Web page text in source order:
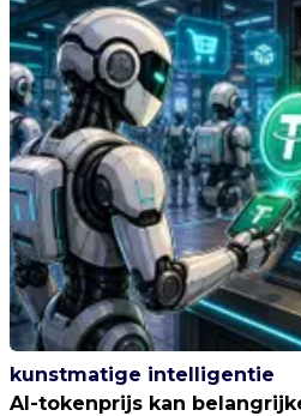
kunstmatige intelligentie
AI-tokenprijs kan